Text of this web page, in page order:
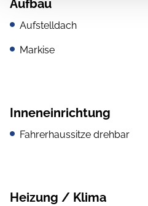
Aufbau
Aufstelldach
Markise
Inneneinrichtung
Fahrerhaussitze drehbar
Heizung / Klima